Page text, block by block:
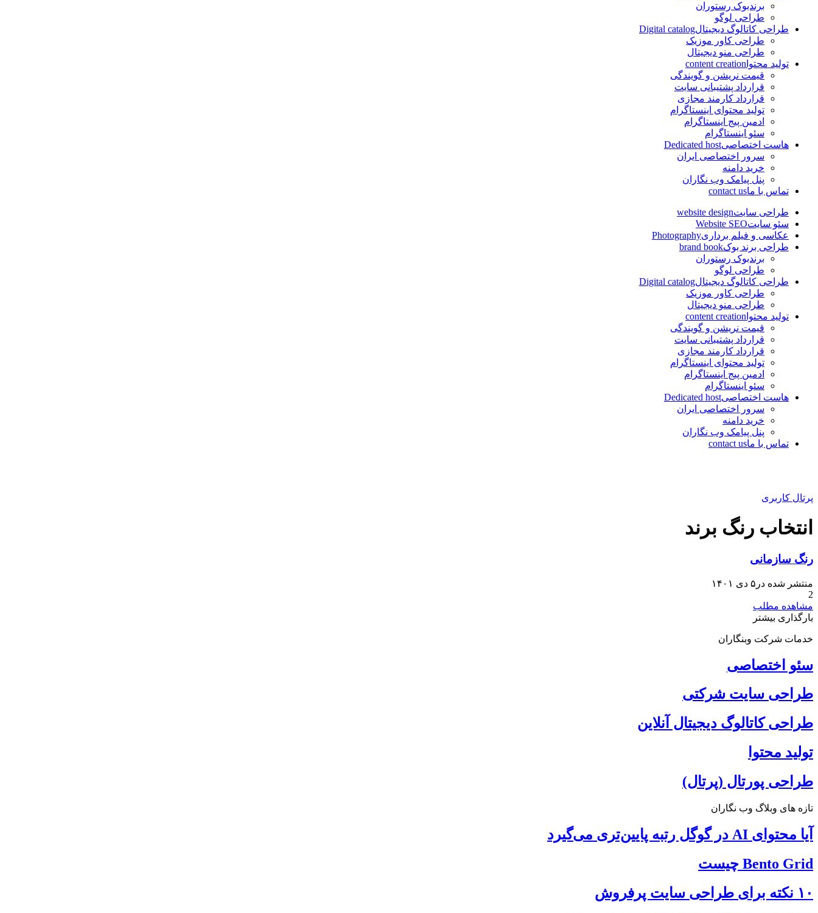
برندبوک رستوران
طراحی لوگو
طراحی کاتالوگ دیجیتالDigital catalog
طراحی کاور موزیک
طراحی منو دیجیتال
تولید محتوا content creation
قیمت نریشن و گویندگی
قرارداد پشتیبانی سایت
قرارداد کارمند مجازی
تولید محتوای اینستاگرام
ادمین پیج اینستاگرام
سئو اینستاگرام
هاست اختصاصیDedicated host
سرور اختصاصی ایران
خرید دامنه
پنل پیامک وب نگاران
تماس با ماcontact us
طراحی سایتwebsite design
سئو سایتWebsite SEO
عکاسی و فیلم برداریPhotography
طراحی برند بوکbrand book
برندبوک رستوران
طراحی لوگو
طراحی کاتالوگ دیجیتالDigital catalog
طراحی کاور موزیک
طراحی منو دیجیتال
تولید محتوا content creation
قیمت نریشن و گویندگی
قرارداد پشتیبانی سایت
قرارداد کارمند مجازی
تولید محتوای اینستاگرام
ادمین پیج اینستاگرام
سئو اینستاگرام
هاست اختصاصیDedicated host
سرور اختصاصی ایران
خرید دامنه
پنل پیامک وب نگاران
تماس با ماcontact us
پرتال کاربری
انتخاب رنگ برند
رنگ سازمانی
منتشر شده در۵ دی ۱۴۰۱
2
مشاهده مطلب
بارگذاری بیشتر
خدمات شرکت وبنگاران
سئو اختصاصی
طراحی سایت شرکتی
طراحی کاتالوگ دیجیتال آنلاین
تولید محتوا
طراحی پورتال (پرتال)
تازه های وبلاگ وب نگاران
آیا محتوای AI در گوگل رتبه پایین‌تری می‌گیرد
Bento Grid چیست
۱۰ نکته برای طراحی سایت پرفروش